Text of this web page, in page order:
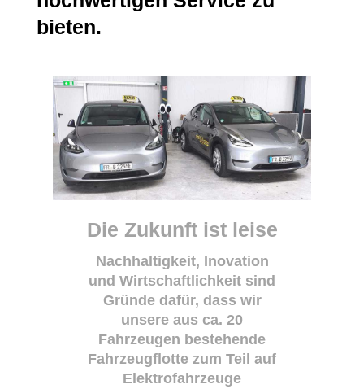
bieten.
Die Zukunft ist leise
Nachhaltigkeit, Inovation
und Wirtschaftlichkeit sind
Gründe dafür, dass wir
unsere aus ca. 20
Fahrzeugen bestehende
Fahrzeugflotte zum Teil auf
Elektrofahrzeuge